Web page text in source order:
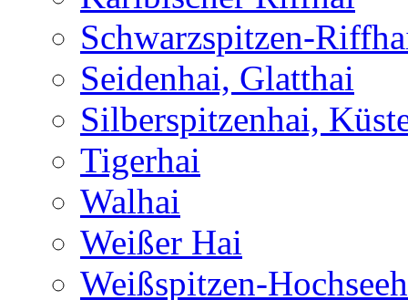
Schwarzspitzen-
Seidenhai, Glatthai
Silberspitzenhai,
Tigerhai
Walhai
Weißer Hai
Weißspitzen-